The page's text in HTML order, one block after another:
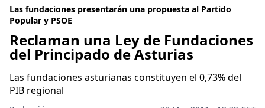
Las fundaciones presentarán una propuesta al Partido
Popular y PSOE
Reclaman una Ley de Fundaciones
del Principado de Asturias
Las fundaciones asturianas constituyen el 0,73% del
PIB regional